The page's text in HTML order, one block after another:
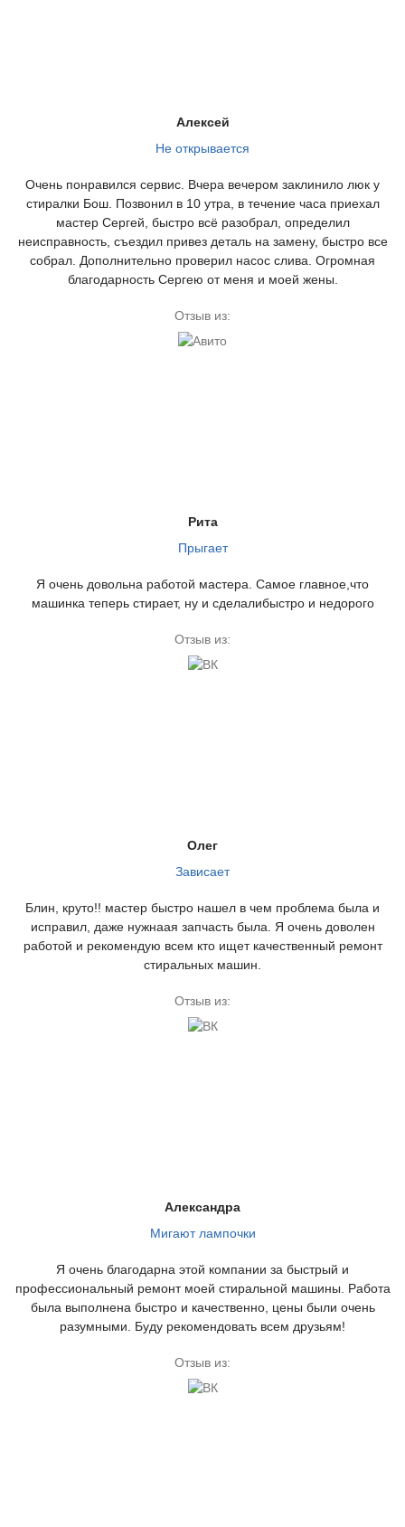
Алексей
Не открывается
Очень понравился сервис. Вчера вечером заклинило люк у
стиралки Бош. Позвонил в 10 утра, в течение часа приехал
мастер Сергей, быстро всё разобрал, определил
неисправность, съездил привез деталь на замену, быстро все
собрал. Дополнительно проверил насос слива. Огромная
благодарность Сергею от меня и моей жены.
Отзыв из:
Рита
Прыгает
Я очень довольна работой мастера. Самое главное,что
машинка теперь стирает, ну и сделалибыстро и недорого
Отзыв из:
Олег
Зависает
Блин, круто!! мастер быстро нашел в чем проблема была и
исправил, даже нужнаая запчасть была. Я очень доволен
работой и рекомендую всем кто ищет качественный ремонт
стиральных машин.
Отзыв из:
Александра
Мигают лампочки
Я очень благодарна этой компании за быстрый и
профессиональный ремонт моей стиральной машины. Работа
была выполнена быстро и качественно, цены были очень
разумными. Буду рекомендовать всем друзьям!
Отзыв из: